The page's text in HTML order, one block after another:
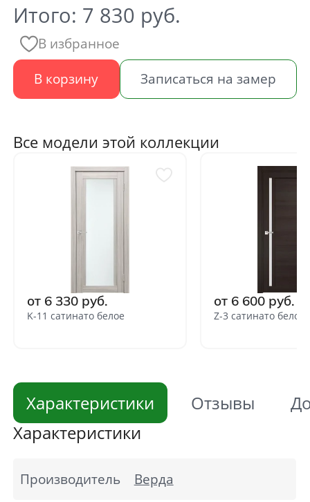
Итого: 7 830 руб.
В избранное
В корзину
Записаться на замер
Все модели этой коллекции
от 6 330 руб.
K-11 сатинато белое
от 6 600 руб.
Z-3 сатинато белое
Характеристики Отзывы
Характеристики
Производитель Верда